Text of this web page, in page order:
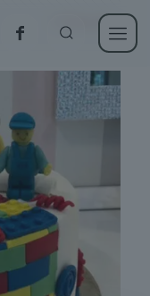
Show all